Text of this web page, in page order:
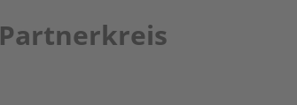
Partnerkreis